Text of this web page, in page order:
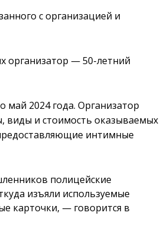
с организацией и
организатор — 50-летний
май 2024 года. Организатор
виды и стоимость оказываемых
интимные
полицейские
изъяли используемые
карточки, — говорится в